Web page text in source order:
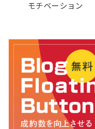
モチベーション